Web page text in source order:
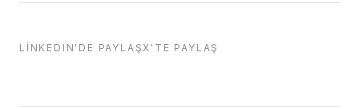
LINKEDIN'DE PAYLAŞX'TE PAYLAŞ